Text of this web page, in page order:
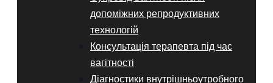
допоміжних репродуктивних
технологій
Консультація терапевта під час
вагітності
Діагностики внутрішньоутробного